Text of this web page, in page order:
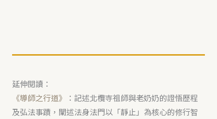
延伸閱讀：
《導師之行道》
：記述北欖寺祖師與老奶奶的證悟歷程
及弘法事蹟，闡述法身法門以「靜止」為核心的修行智